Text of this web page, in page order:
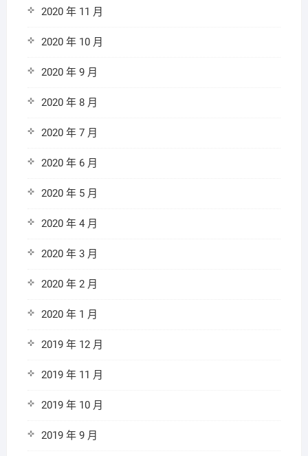
2020 年 11 月
2020 年 10 月
2020 年 9 月
2020 年 8 月
2020 年 7 月
2020 年 6 月
2020 年 5 月
2020 年 4 月
2020 年 3 月
2020 年 2 月
2020 年 1 月
2019 年 12 月
2019 年 11 月
2019 年 10 月
2019 年 9 月